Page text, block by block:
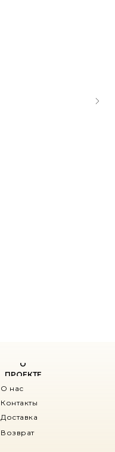
Доставка
О нас
Контакты
Возврат
О
ПРОЕКТЕ